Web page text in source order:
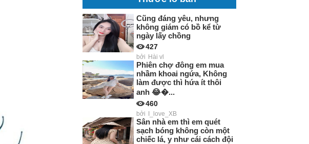
Cũng đáng yêu, nhưng
không giám có bồ kể từ
ngày lấy chồng
427
bởi Hài vl
Phiên chợ đông em mua
nhầm khoai ngứa, Không
làm được thì hứa ít thôi
anh 😂�...
460
bởi I_love_XB
Sân nhà em thì em quét
sạch bóng không còn một
chiếc lá, y như cái cách đội